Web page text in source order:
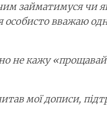
займатимуся чи
особисто вважаю
не кажу
мої дописи,